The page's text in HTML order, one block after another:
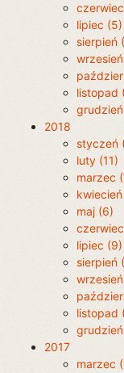
lipiec (5)
sierpień
listopad
2018
styczeń
luty (11)
marzec
maj (6)
lipiec (9)
sierpień
listopad
2017
marzec